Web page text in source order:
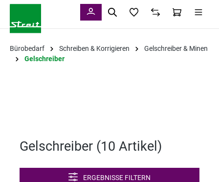
Bürobedarf Schreiben & Korrigieren
Gelschreiber & Minen
Gelschreiber
Gelschreiber (10 Artikel )
ERGEBNISSE FILTERN